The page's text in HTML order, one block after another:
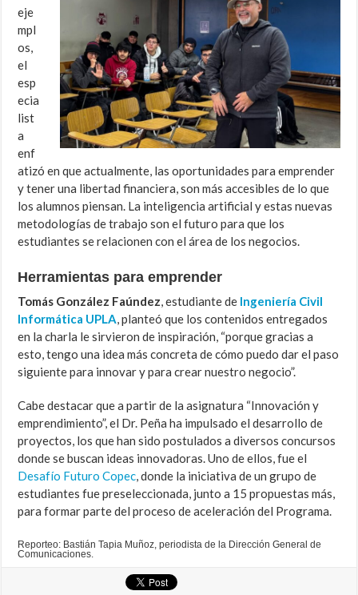
eje
mpl
os,
el
esp
ecia
list
a
enf
atizó en que actualmente, las oportunidades para emprender
y tener una libertad financiera, son más accesibles de lo que
los alumnos piensan. La inteligencia artificial y estas nuevas
metodologías de trabajo son el futuro para que los
estudiantes se relacionen con el área de los negocios.
Herramientas para emprender
Tomás González Faúndez, estudiante de Ingeniería Civil
Informática UPLA, planteó que los contenidos entregados
en la charla le sirvieron de inspiración, “porque gracias a
esto, tengo una idea más concreta de cómo puedo dar el paso
siguiente para innovar y para crear nuestro negocio”.
Cabe destacar que a partir de la asignatura “Innovación y
emprendimiento”, el Dr. Peña ha impulsado el desarrollo de
proyectos, los que han sido postulados a diversos concursos
donde se buscan ideas innovadoras. Uno de ellos, fue el
Desafío Futuro Copec, donde la iniciativa de un grupo de
estudiantes fue preseleccionada, junto a 15 propuestas más,
para formar parte del proceso de aceleración del Programa.
Reporteo: Bastián Tapia Muñoz, periodista de la Dirección General de
Comunicaciones.